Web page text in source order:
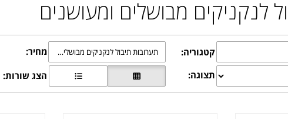
לנקניקים מבושלים ומעושנים
קטגוריה: תערובות תיבול לנקניקים מבושלים ומעושנים
מחיר:
תצוגה: הצג שורות: